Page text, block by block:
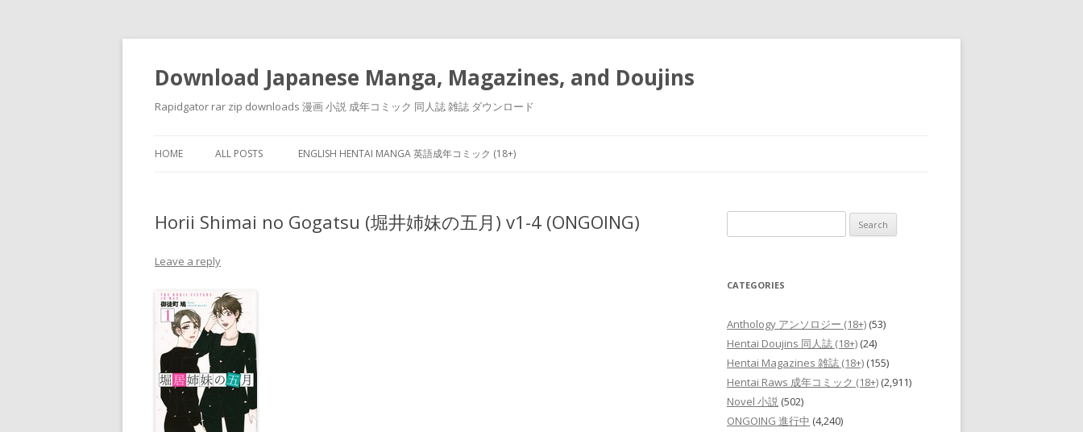
Download Japanese Manga, Magazines, and Doujins
Rapidgator rar zip downloads 漫画 小説 成年コミック 同人誌 雑誌 ダウンロード
HOME ALL POSTS ENGLISH HENTAI MANGA 英語成年コミック (18+)
Horii Shimai no Gogatsu (堀井姉妹の五月) v1-4 (ONGOING)
Leave a reply
for:
CATEGORIES
Anthology アンソロジー (18+) (53)
Hentai Doujins 同人誌 (18+) (24)
Hentai Magazines 雑誌 (18+) (155)
Hentai Raws 成年コミック (18+) (2,911)
Novel 小説 (502)
ONGOING 進行中 (4,240)